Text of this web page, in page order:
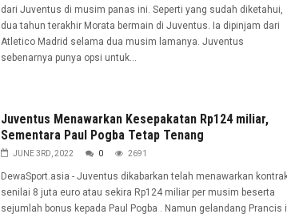
dari Juventus di musim panas ini. Seperti yang sudah diketahui,
dua tahun terakhir Morata bermain di Juventus. Ia dipinjam dari
Atletico Madrid selama dua musim lamanya. Juventus
sebenarnya punya opsi untuk...
Juventus Menawarkan Kesepakatan Rp124 miliar,
Sementara Paul Pogba Tetap Tenang
JUNE 3RD, 2022 0 2691
DewaSport.asia - Juventus dikabarkan telah menawarkan
senilai 8 juta euro atau sekira Rp124 miliar per musim beserta
sejumlah bonus kepada Paul Pogba . Namun gelandang Prancis